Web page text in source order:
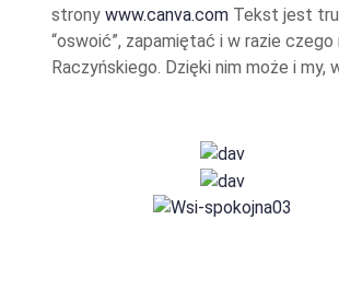
strony www.canva.com Tekst jest
“oswoić”, zapamiętać i w razie
Raczyńskiego. Dzięki nim może i my,